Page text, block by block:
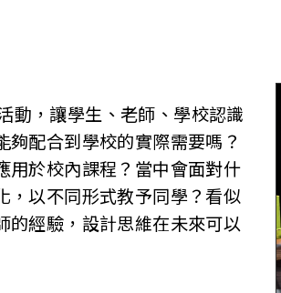
動，讓學生、老師、學校認識
配合到學校的實際需要嗎？
用於校內課程？當中會面對什
，以不同形式教予同學？看似
的經驗，設計思維在未來可以